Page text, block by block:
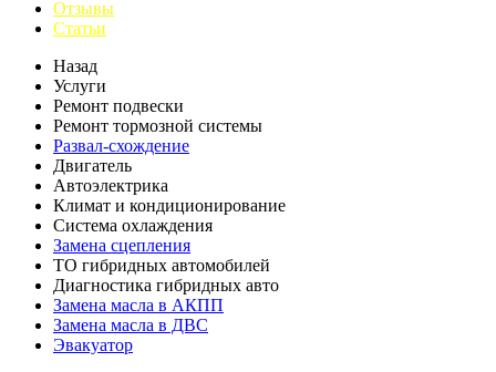
Отзывы
Статьи
Назад
Услуги
Ремонт подвески
Ремонт тормозной системы
Развал-схождение
Двигатель
Автоэлектрика
Климат и кондиционирование
Система охлаждения
Замена сцепления
ТО гибридных автомобилей
Диагностика гибридных авто
Замена масла в АКПП
Замена масла в ДВС
Эвакуатор